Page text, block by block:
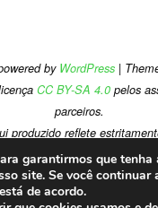
by WordPress |
CC BY-SA 4.0pelos
parceiros.
produzido reflete
necessariamente a
companhia onde
trabalhado.
garantirmos que tenha
site. Se você continuar
de acordo.